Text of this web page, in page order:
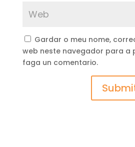
Gardar o meu nome,
web neste navegador para a
faga un comentario.